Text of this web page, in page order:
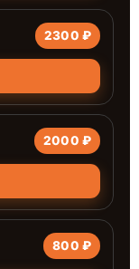
2300 ₽
2000 ₽
800 ₽